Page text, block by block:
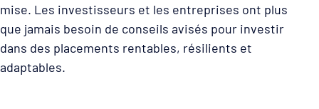
mise. Les investisseurs et les entreprises ont plus
que jamais besoin de conseils avisés pour investir
dans des placements rentables, résilients et
adaptables.